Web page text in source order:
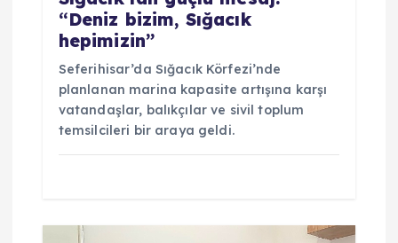
“Deniz bizim, Sığacık
hepimizin”
Seferihisar’da Sığacık Körfezi’nde
planlanan marina kapasite artışına karşı
vatandaşlar, balıkçılar ve sivil toplum
temsilcileri bir araya geldi.